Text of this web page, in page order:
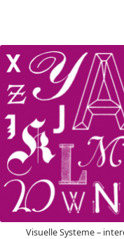
Visuelle Systeme –